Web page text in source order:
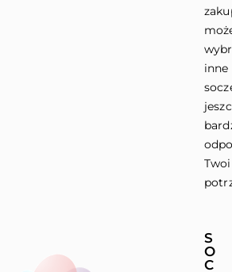
inne
S
O
C